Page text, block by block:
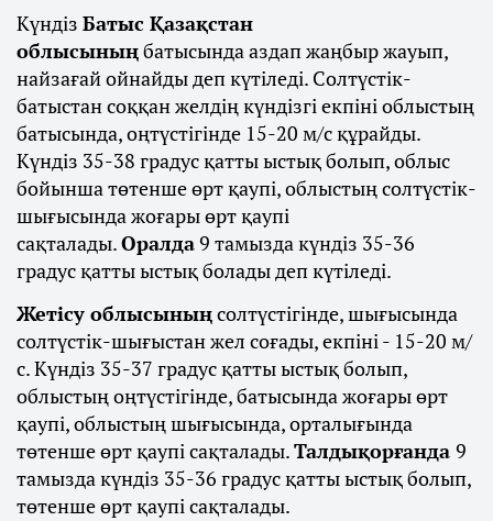
Күндіз Батыс Қазақстан
облысыныңбатысында аздап жаңбыр жауып,
найзағай ойнайды деп күтіледі. Солтүстік-
батыстан соққан желдің күндізгі екпіні облыстың
батысында, оңтүстігінде 15-20 м/с құрайды.
Күндіз 35-38 градус қатты ыстық болып, облыс
бойынша төтенше өрт қаупі, облыстың солтүстік-
шығысында жоғары өрт қаупі
сақталады.Оралда9 тамызда күндіз 35-36
градус қатты ыстық болады деп күтіледі.
Жетісу облысыныңсолтүстігінде, шығысында
солтүстік-шығыстан жел соғады, екпіні - 15-20 м/
с. Күндіз 35-37 градус қатты ыстық болып,
облыстың оңтүстігінде, батысында жоғары өрт
қаупі, облыстың шығысында, орталығында
төтенше өрт қаупі сақталады.Талдықорғанда 9
тамызда күндіз 35-36 градус қатты ыстық болып,
төтенше өрт қаупі сақталады.